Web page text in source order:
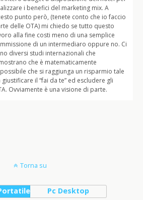
i benefici del marketing mix. A
punto però, (tenete conto che io faccio
delle OTA) mi chiedo se tutto questo
alla fine costi meno di una semplice
di un intermediaro oppure no. Ci
diversi studi internazionali che
che è matematicamente
che si raggiunga un risparmio tale
giustificare il “fai da te” ed escludere gli
Ovviamente è una visione di parte.
Torna su
Pc Desktop